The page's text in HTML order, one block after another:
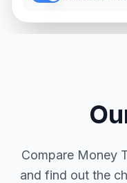
Compare Money
and find out the